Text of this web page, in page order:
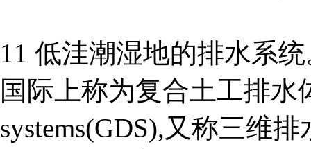
11 低洼潮湿地的排水系
国际上称为复合土工排水
systems(GDS),又称三维